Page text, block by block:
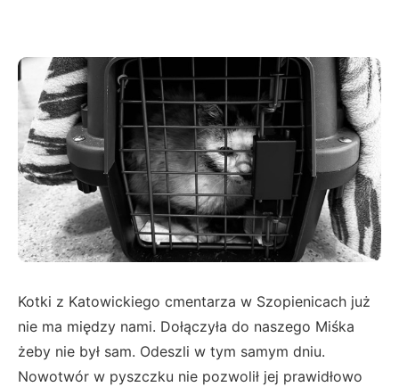
Kotki z Katowickiego cmentarza w Szopienicach już
nie ma między nami. Dołączyła do naszego Miśka
żeby nie był sam. Odeszli w tym samym dniu.
Nowotwór w pyszczku nie pozwolił jej prawidłowo